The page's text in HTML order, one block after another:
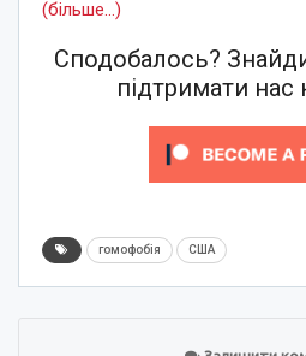
(більше…)
Сподобалось?
підтримати нас
гомофобія США